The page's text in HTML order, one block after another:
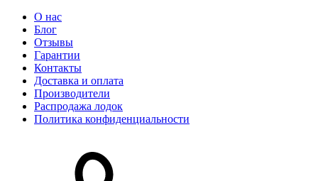
О нас
Блог
Отзывы
Гарантии
Контакты
Доставка и оплата
Производители
Распродажа лодок
Политика конфиденциальности